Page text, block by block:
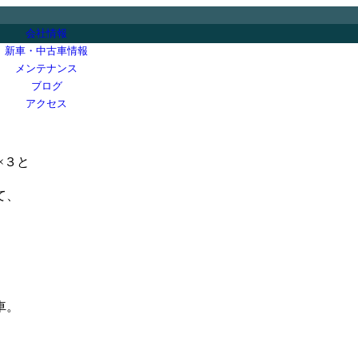
会社情報
新車・中古車情報
メンテナンス
ブログ
アクセス
と